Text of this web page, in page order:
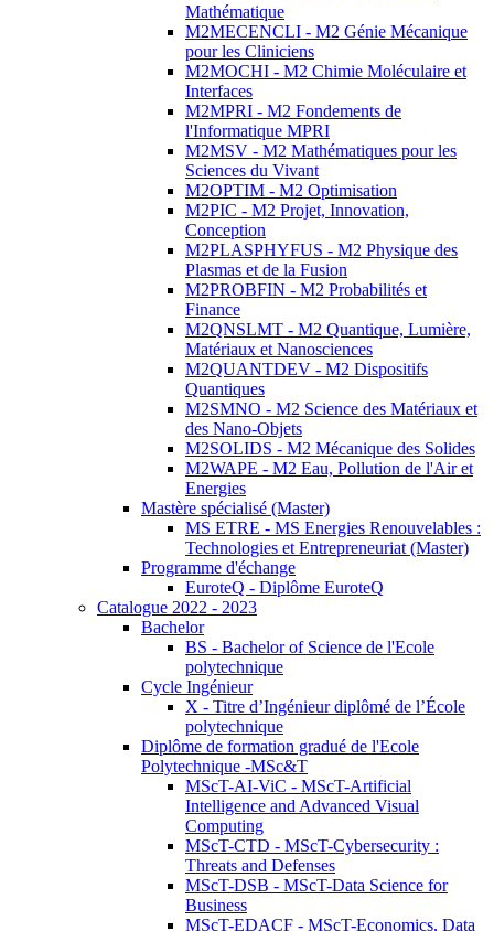
Mathématique
M2MECENCLI - M2 Génie Mécanique
pour les Cliniciens
M2MOCHI - M2 Chimie Moléculaire et
Interfaces
M2MPRI - M2 Fondements de
l'Informatique MPRI
M2MSV - M2 Mathématiques pour les
Sciences du Vivant
M2OPTIM - M2 Optimisation
M2PIC - M2 Projet, Innovation,
Conception
M2PLASPHYFUS - M2 Physique des
Plasmas et de la Fusion
M2PROBFIN - M2 Probabilités et
Finance
M2QNSLMT - M2 Quantique, Lumière,
Matériaux et Nanosciences
M2QUANTDEV - M2 Dispositifs
Quantiques
M2SMNO - M2 Science des Matériaux et
des Nano-Objets
M2SOLIDS - M2 Mécanique des Solides
M2WAPE - M2 Eau, Pollution de l'Air et
Energies
Mastère spécialisé (Master)
MS ETRE - MS Energies Renouvelables :
Technologies et Entrepreneuriat (Master)
Programme d'échange
EuroteQ - Diplôme EuroteQ
Catalogue 2022 - 2023
Bachelor
BS - Bachelor of Science de l'Ecole
polytechnique
Cycle Ingénieur
X - Titre d’Ingénieur diplômé de l’École
polytechnique
Diplôme de formation gradué de l'Ecole
Polytechnique -MSc&T
MScT-AI-ViC - MScT-Artificial
Intelligence and Advanced Visual
Computing
MScT-CTD - MScT-Cybersecurity :
Threats and Defenses
MScT-DSB - MScT-Data Science for
Business
MScT-EDACF - MScT-Economics, Data